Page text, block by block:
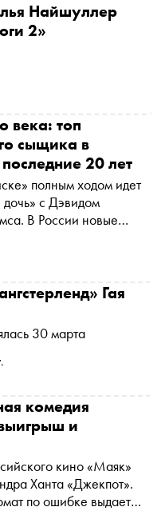
Найшуллер
2»
века: топ
сыщика в
20 лет
полным ходом идет
с Дэвидом
В России новые
CW) и в
воплощения
за последние 20 лет
Гая
30 марта
комедия
и
кино «Маяк»
Ханта «Джекпот».
по ошибке выдает